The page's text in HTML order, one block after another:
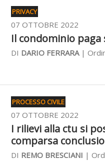
PRIVACY
07 OTTOBRE 2022
Il condominio paga
DI DARIO FERRARA|
PROCESSO CIVILE
07 OTTOBRE 2022
I rilievi alla ctu si
comparsa
DI REMO BRESCIANI |